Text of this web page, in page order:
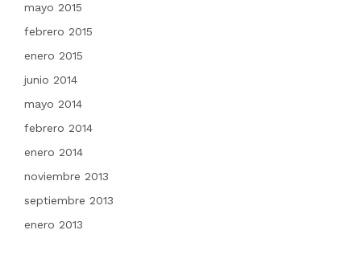
mayo 2015
febrero 2015
enero 2015
junio 2014
mayo 2014
febrero 2014
enero 2014
noviembre 2013
septiembre 2013
enero 2013